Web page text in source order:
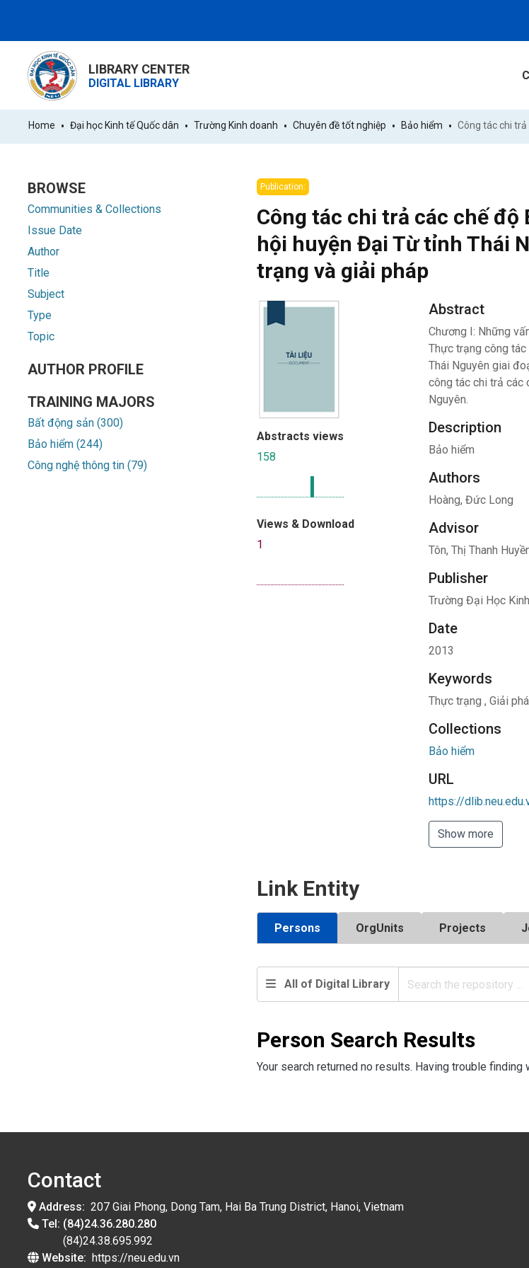
LIBRARY CENTER
DIGITAL LIBRARY
Home Đại học Kinh tế Quốc dân Trường Kinh doanh Chuyên đề tốt nghiệp Bảo hiểm
BROWSE
Communities & Collections
Issue Date
Author
Title
Subject
Type
Topic
AUTHOR PROFILE
TRAINING MAJORS
Bất động sản (300)
Bảo hiểm (244)
Công nghệ thông tin (79)
Publication:
Công tác chi trả các chế độ
hội huyện Đại Từ tỉnh Thái
trạng và giải pháp
Abstracts views
158
Views & Download
1
Abstract
Chương I: Những
Thực trạng công
Thái Nguyên giai
công tác chi trả các
Nguyên.
Description
Bảo hiểm
Authors
Hoàng, Đức Long
Advisor
Tôn, Thị Thanh
Publisher
Trường Đại Học
Date
2013
Keywords
Thực trạng , Giải
Collections
Bảo hiểm
URL
https://
Show more
Link Entity
Persons OrgUnits Projects
All of Digital Library
Person Search Results
Your search returned no results. Having trouble
Contact
Address: 207 Giai Phong, Dong Tam, Hai Ba Trung District, Hanoi, Vietnam
Tel: (84)24.36.280.280
(84)24.38.695.992
Website: https://neu.edu.vn